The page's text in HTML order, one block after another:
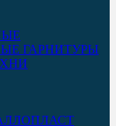
ГАРНИТУРЫ